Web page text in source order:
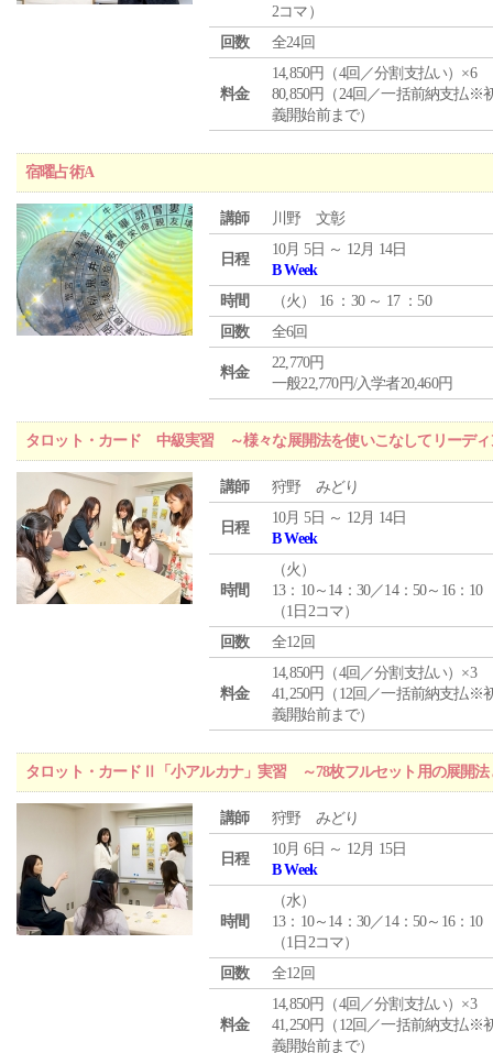
2コマ）
回数
全24回
料金
14,850円（4回／分割支払い）×6
80,850円（24回／一括前納支払※
義開始前まで）
宿曜占術A
講師 川野 文彰
日程
10月 5日 ～ 12月 14日
B Week
時間
（火 ） 16 ：30 ～ 17 ：50
回数
全6回
料金
22,770円
一般22,770円/入学者20,460円
タロット・カード 中級実習 ～様々な展開法を使いこなしてリーディ
講師 狩野 みどり
日程
10月 5日 ～ 12月 14日
B Week
時間
（火 ）
13：10～14：30／14：50～16：10
（1日2コマ）
回数
全12回
料金
14,850円（4回／分割支払い）×3
41,250円（12回／一括前納支払※
義開始前まで）
タロット・カードⅡ「小アルカナ」実習 ～78枚フルセット用の展開法
講師 狩野 みどり
日程
10月 6日 ～ 12月 15日
B Week
時間
（水）
13：10～14：30／14：50～16：10
（1日2コマ）
回数
全12回
料金
14,850円（4回／分割支払い）×3
41,250円（12回／一括前納支払※
義開始前まで）